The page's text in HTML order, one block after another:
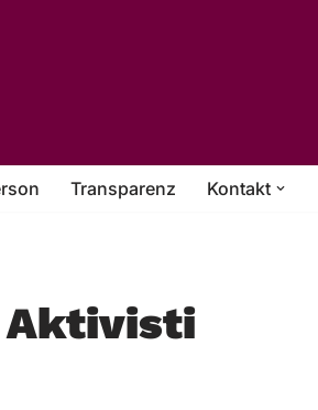
Transparenz Kontakt
Aktivisti